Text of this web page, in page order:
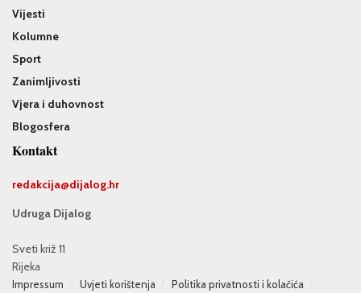
Vijesti
Kolumne
Sport
Zanimljivosti
Vjera i duhovnost
Blogosfera
Kontakt
redakcija@dijalog.hr
Udruga Dijalog
Sveti križ 11
Rijeka
Impressum Uvjeti korištenja Politika privatnosti i kolačića